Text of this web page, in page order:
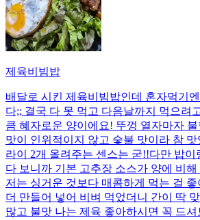
제육비빔밥
배달로 시킨 제육비빔밥인데 혼자먹기
다;; 결국 다 못 먹고 다음날까지 먹으려
큼 혜자로운 양이에요! 뚜껑 열자마자 불
맛이 인위적이지 않고 숯불 맛이라 참
라이 2개 올려주는 센스는 굳!! ​다만 밥
다 보니까 기본 고추장 소스가 양에 비
저는 싱거운 것보다 매콤하게 먹는 걸
더 만들어 넣어 비벼 먹었더니 간이 딱
많고 불맛 나는 제육 좋아하시면 꼭 드